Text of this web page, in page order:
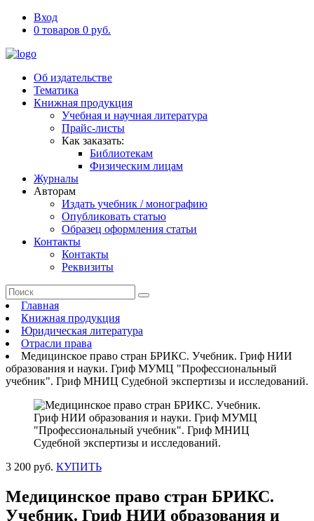
Вход
0 товаров 0 руб.
Об издательстве
Тематика
Книжная продукция
Учебная и научная литература
Прайс-листы
Как заказать:
Библиотекам
Физическим лицам
Журналы
Авторам
Издать учебник / монографию
Опубликовать статью
Образец оформления статьи
Контакты
Контакты
Реквизиты
Главная
Книжная продукция
Юридическая литература
Отрасли права
Медицинское право стран БРИКС. Учебник. Гриф НИИ
образования и науки. Гриф МУМЦ "Профессиональный
учебник". Гриф МНИЦ Судебной экспертизы и исследований.
3 200 руб. КУПИТЬ
Медицинское право стран БРИКС.
Учебник. Гриф НИИ образования и